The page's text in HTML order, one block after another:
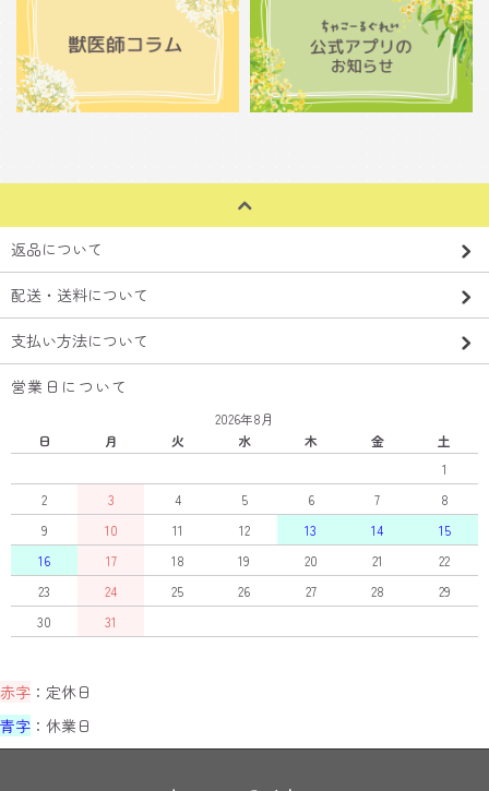
返品について
配送・送料について
支払い方法について
営業日について
2026年8月
日
月 火 水 木 金
土
1
2
3 4 5 6 7
8
9
10 11 12 13 14
15
16
17 18 19 20 21
22
23
24 25 26 27 28
29
30
31
赤字 ：定休日
青字 ：休業日